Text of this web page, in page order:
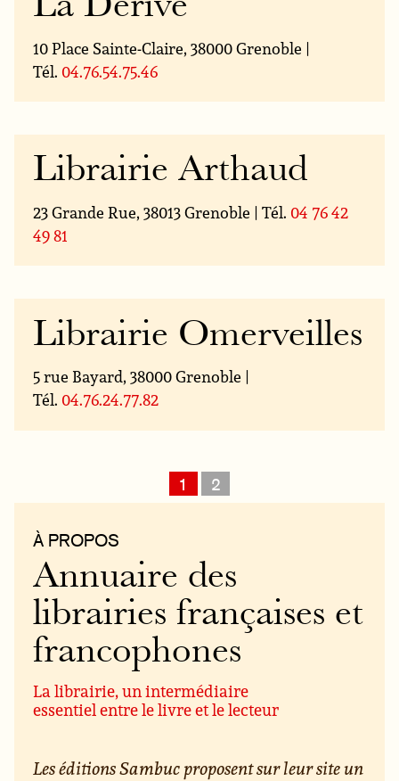
La Dérive
10 Place Sainte-Claire, 38000 Grenoble |
Tél. 04.76.54.75.46
Librairie Arthaud
23 Grande Rue, 38013 Grenoble | Tél. 04 76 42
49 81
Librairie Omerveilles
5 rue Bayard, 38000 Grenoble |
Tél. 04.76.24.77.82
1 2
À PROPOS
Annuaire des
librairies françaises et
francophones
La librairie, un intermédiaire
essentiel entre le livre et le lecteur
Les éditions Sambuc proposent sur leur site un